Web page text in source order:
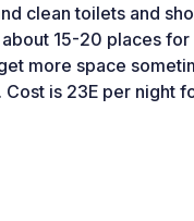
clean toilets and
15-20 places
more space
is 23E per night